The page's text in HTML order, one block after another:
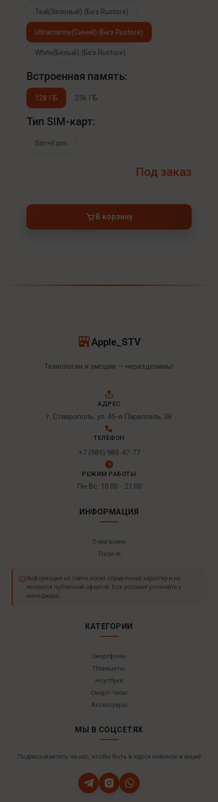
Teal(Зеленый) (Без Rustore)
Ultramarine(Синий) (Без Rustore)
White(Белый) (Без Rustore)
Встроенная память:
128 ГБ 256 ГБ
Тип SIM-карт:
Sim+Esim
Под заказ
В корзину
Apple_STV
Технологии и эмоции — неразделимы!
АДРЕС
г. Ставрополь, ул. 45-я Параллель, 38
ТЕЛЕФОН
+7 (989) 989-47-77
РЕЖИМ РАБОТЫ
Пн-Вс: 10:00 - 21:00
ИНФОРМАЦИЯ
О магазине
Trade-In
Информация на сайте носит справочный характер и не
является публичной офертой. Все условия уточняйте у
менеджера.
КАТЕГОРИИ
Смартфоны
Планшеты
Ноутбуки
Смарт-Часы
Аксессуары
МЫ В СОЦСЕТЯХ
Подписывайтесь на нас, чтобы быть в курсе новинок и акций